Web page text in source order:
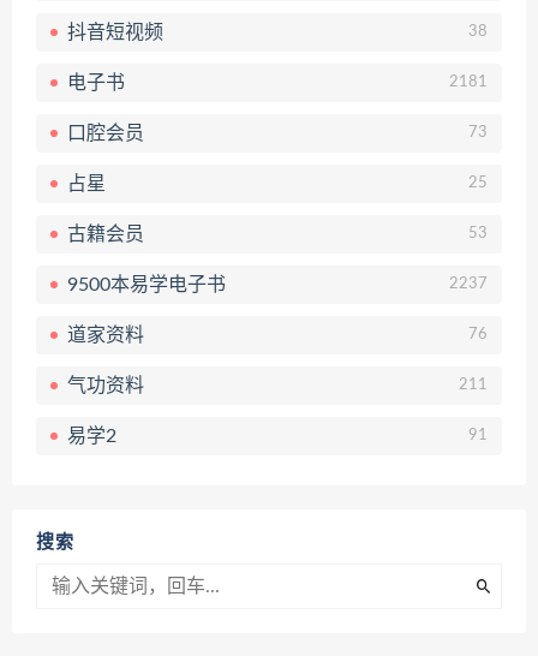
抖音短视频 38
电子书 2181
口腔会员 73
占星 25
古籍会员 53
9500本易学电子书 2237
道家资料 76
气功资料 211
易学2 91
搜索